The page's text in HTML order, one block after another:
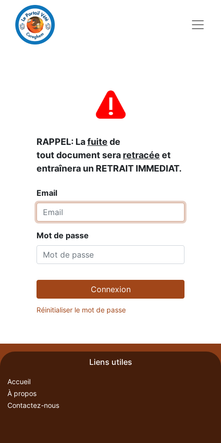
RAPPEL: Lafuite de
tout document sera retracée et
entraînera un RETRAIT IMMEDIAT.
Email
Mot de passe
Connexion
Réinitialiser le mot de passe
Liens utiles
Accueil
À propos
Contactez-nous